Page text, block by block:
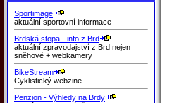
Sportimage
aktuální sportovní informace
Brdská stopa - info z Brd
aktuální zpravodajství z Brd nejen
sněhové + webkamery
BikeStream
Cyklistický webzine
Penzion - Výhledy na Brdy